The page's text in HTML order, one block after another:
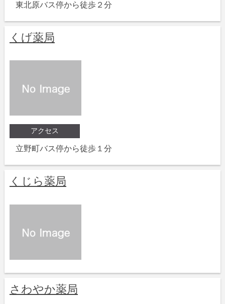
東北原バス停から徒歩２分
くげ薬局
アクセス
立野町バス停から徒歩１分
くじら薬局
さわやか薬局